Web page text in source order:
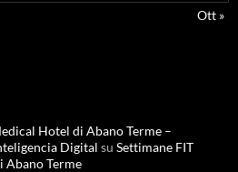
Ott »
Hotel di Abano Terme –
Digital su Settimane FIT
Abano Terme